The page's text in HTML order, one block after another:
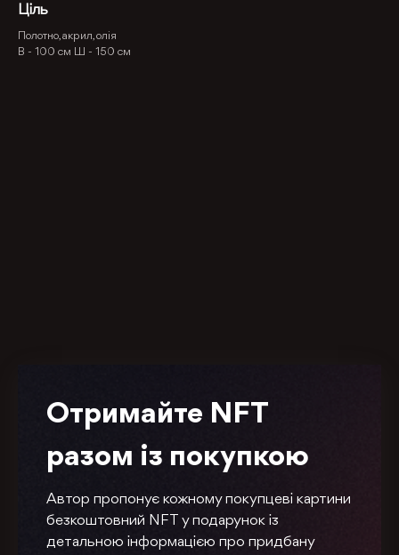
Ціль
Полотно, акрил, олія
В - 100 см Ш - 150 см
Отримайте NFT
разом із покупкою
Автор пропонує кожному покупцеві картини
безкоштовний NFT у подарунок із
детальною інформацією про придбану